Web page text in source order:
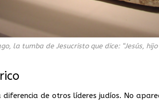
la tumba de Jesucristo que dice: “Jesús, hijo
diferencia de otros líderes judíos. No